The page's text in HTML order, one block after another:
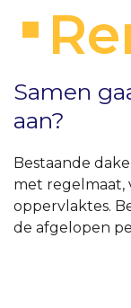
Samen
aan?
Bestaande
met regelmaat,
oppervlaktes.
de afgelopen